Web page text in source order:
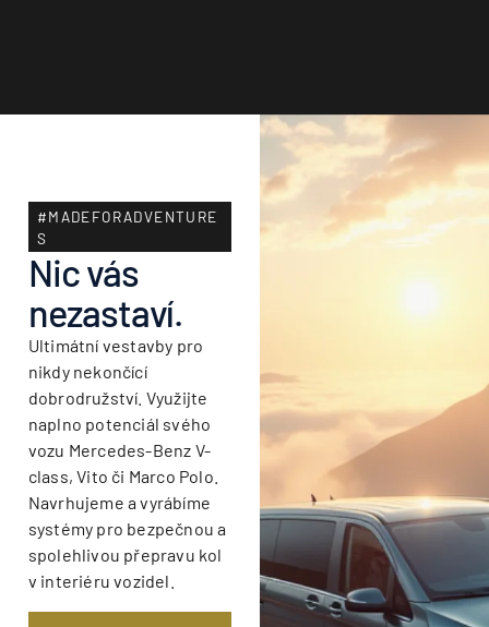
#MADEFORADVENTURE
S
Nic vás
nezastaví.
Ultimátní vestavby pro
nikdy nekončící
dobrodružství. Využijte
naplno potenciál svého
vozu Mercedes-Benz V-
class, Vito či Marco Polo.
Navrhujeme a vyrábíme
systémy pro bezpečnou a
spolehlivou přepravu kol
v interiéru vozidel.